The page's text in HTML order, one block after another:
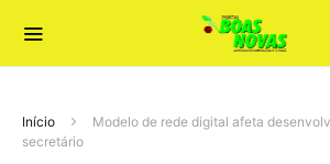
Início
Modelo de rede digital afeta
secretário